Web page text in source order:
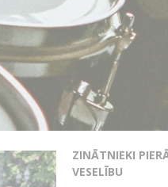
ZINĀTNIEKI
VESELĪBU